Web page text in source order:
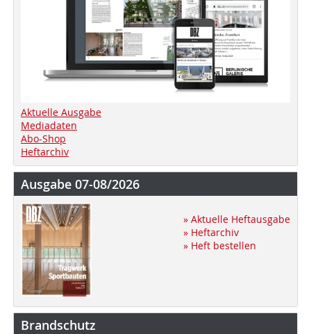
Aktuelle Ausgabe
Mediadaten
Abo-Shop
Heftarchiv
Ausgabe 07-08/2026
» Aktuelle Heftausgabe
» Heftarchiv
» Heft bestellen
Brandschutz